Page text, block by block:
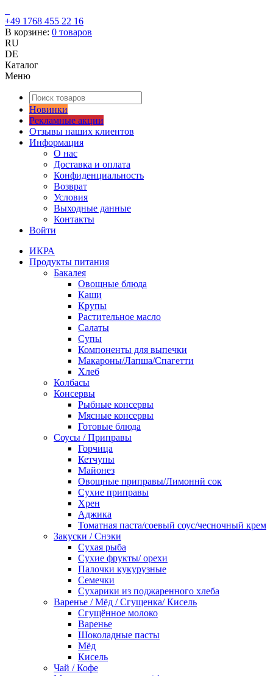
+49 1768 455 22 16
В корзине: 0 товаров
RU
DE
Каталог
Меню
Новинки
Рекламные акции
Отзывы наших клиентов
Информация
О нас
Доставка и оплата
Конфиденциальность
Возврат
Условия
Выходные данные
Контакты
Войти
ИКРА
Продукты питания
Бакалея
Овощные блюда
Каши
Крупы
Растительное масло
Салаты
Супы
Компоненты для выпечки
Макароны/Лапша/Спагетти
Хлеб
Колбасы
Консервы
Рыбные консервы
Мясные консервы
Готовые блюда
Соусы / Приправы
Горчица
Кетчупы
Майонез
Овощные приправы/Лимоннй сок
Сухие приправы
Хрен
Аджика
Томатная паста/соевый соус/чесночный крем
Закуски / Снэки
Сухая рыба
Сухие фрукты/ орехи
Палочки кукурузные
Семечки
Сухарики из поджаренного хлеба
Варенье / Мёд / Сгущенка/ Кисель
Сгущённое молоко
Варенье
Шоколадные пасты
Мёд
Кисель
Чай / Кофе